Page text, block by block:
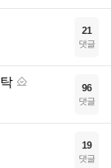
21
댓글
96
댓글
19
댓글